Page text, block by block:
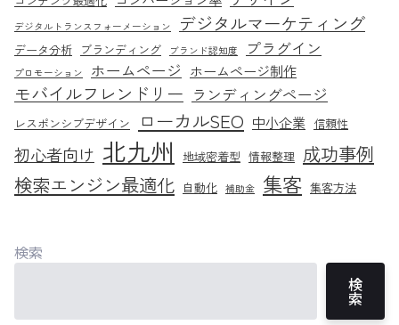
デジタルトランスフォーメーション デジタルマーケティング
データ分析 ブランディング ブランド認知度 プラグイン
プロモーション ホームページ ホームページ制作
モバイルフレンドリー ランディングページ
レスポンシブデザイン ローカルSEO 中小企業 信頼性
初心者向け 北九州 地域密着型 情報整理 成功事例
検索エンジン最適化 自動化 補助金 集客 集客方法
検索
検
索